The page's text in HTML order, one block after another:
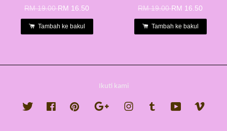
RM 19.00RM 16.50
Tambah ke bakul
RM 19.00RM 16.50
Tambah ke bakul
Ikuti kami
Twitter FacebookPinterest Google InstagramTumblr YouTube